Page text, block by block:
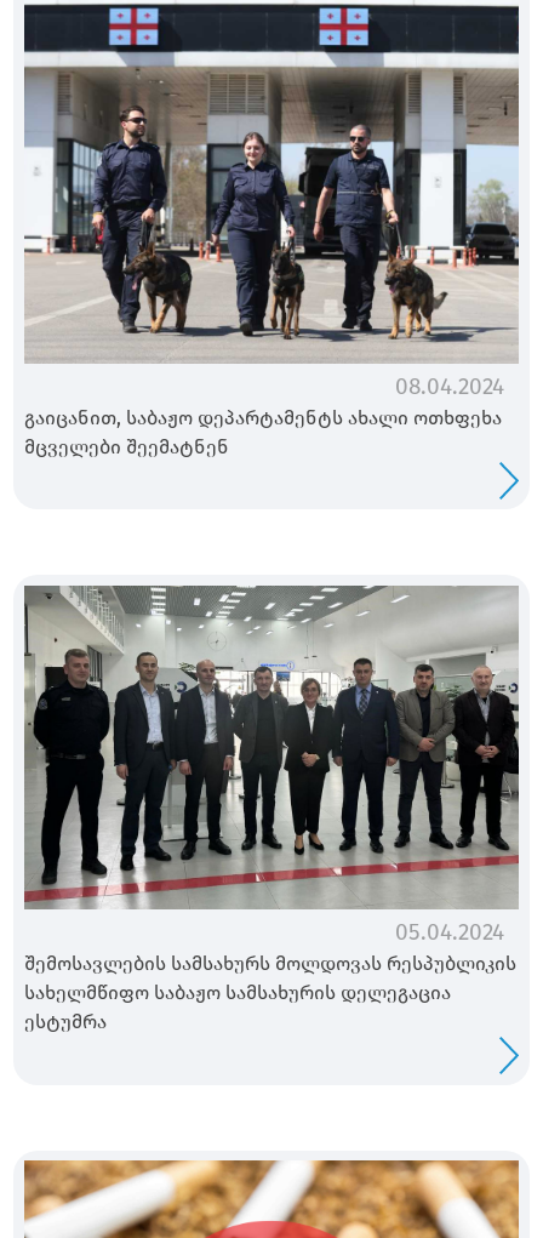
08.04.2024
გაიცანით, საბაჟო დეპარტამენტს ახალი ოთხფეხა
მცველები შეემატნენ
05.04.2024
შემოსავლების სამსახურს მოლდოვას რესპუბლიკის
სახელმწიფო საბაჟო სამსახურის დელეგაცია
ესტუმრა